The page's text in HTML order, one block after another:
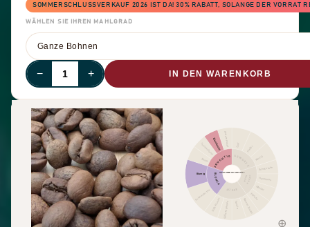
SOMMERSCHLUSSVERKAUF 2026 IST DA! 30% RABATT, SOLANGE DER VORRAT
WÄHLEN SIE IHREN MAHLGRAD
− + IN DEN WARENKORB
Pfeffer
Würzig
Schokolade
Haselnuss
Mandel
Erdnuss
Süße allgemein
Süße Aromen
Schwarzer Tee
Blumig
Beere
TrockenfruchtZitrusfrucht Andere Frucht
BLUMIG
FRUCHTIG
GESCHMACKSPROFIL